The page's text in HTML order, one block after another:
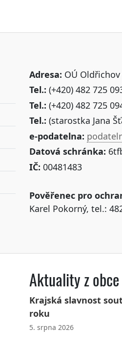
Adresa: OÚ Oldřichov
Tel.: (+420) 482 725
Tel.: (+420) 482 725
Tel.: (starostka Jana
e-podatelna:
Datová schránka:
IČ: 00481483
Pověřenec pro
Karel Pokorný, tel.:
Aktuality z obce
Krajská slavnost
roku
5. srpna 2026